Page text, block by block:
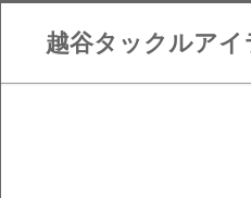
越谷タックルアイ